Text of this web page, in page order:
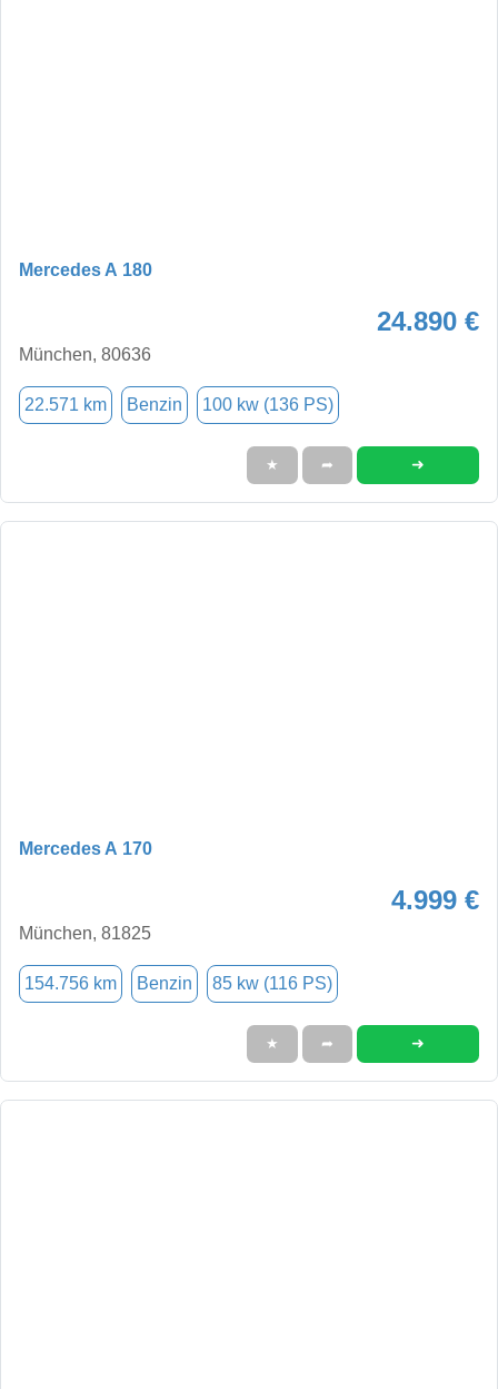
Mercedes A 180
24.890 €
München, 80636
22.571 km Benzin 100 kw (136 PS)
★ ➦ ➜
Mercedes A 170
4.999 €
München, 81825
154.756 km Benzin 85 kw (116 PS)
★ ➦ ➜